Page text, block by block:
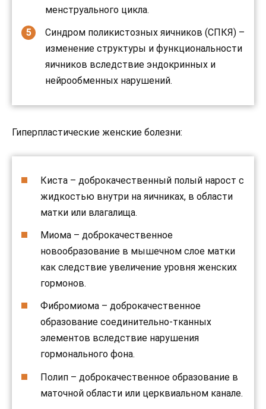
менструального цикла.
Синдром поликистозных яичников (СПКЯ) –
изменение структуры и функциональности
яичников вследствие эндокринных и
нейрообменных нарушений.
Гиперпластические женские болезни:
Киста – доброкачественный полый нарост с
жидкостью внутри на яичниках, в области
матки или влагалища.
Миома – доброкачественное
новообразование в мышечном слое матки
как следствие увеличение уровня женских
гормонов.
Фибромиома – доброкачественное
образование соединительно-тканных
элементов вследствие нарушения
гормонального фона.
Полип – доброкачественное образование в
маточной области или церквиальном канале.